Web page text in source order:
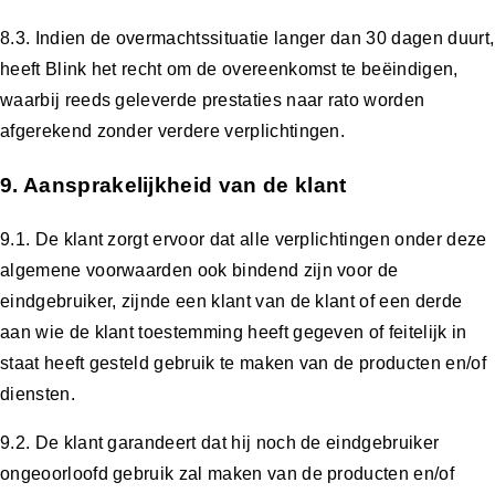
8.3. Indien de overmachtssituatie langer dan 30 dagen duurt,
heeft Blink het recht om de overeenkomst te beëindigen,
waarbij reeds geleverde prestaties naar rato worden
afgerekend zonder verdere verplichtingen.
9. Aansprakelijkheid van de klant
9.1. De klant zorgt ervoor dat alle verplichtingen onder deze
algemene voorwaarden ook bindend zijn voor de
eindgebruiker, zijnde een klant van de klant of een derde
aan wie de klant toestemming heeft gegeven of feitelijk in
staat heeft gesteld gebruik te maken van de producten en/of
diensten.
9.2. De klant garandeert dat hij noch de eindgebruiker
ongeoorloofd gebruik zal maken van de producten en/of